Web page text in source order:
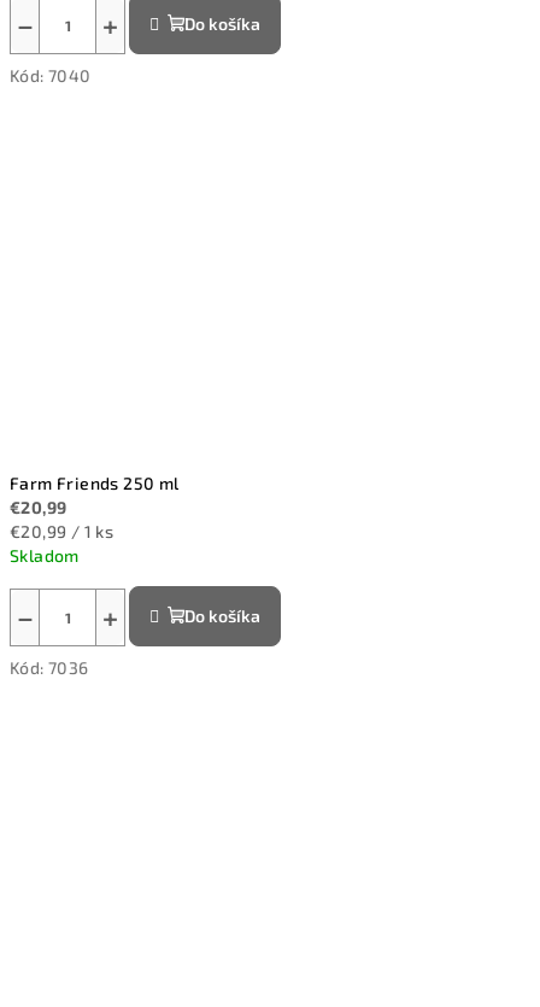
+
− Do košíka
Kód: 7040
Farm Friends 250 ml
€20,99
Jednotková
cena:
€20,99 / 1 ks
Skladom
+
− Do košíka
Kód: 7036